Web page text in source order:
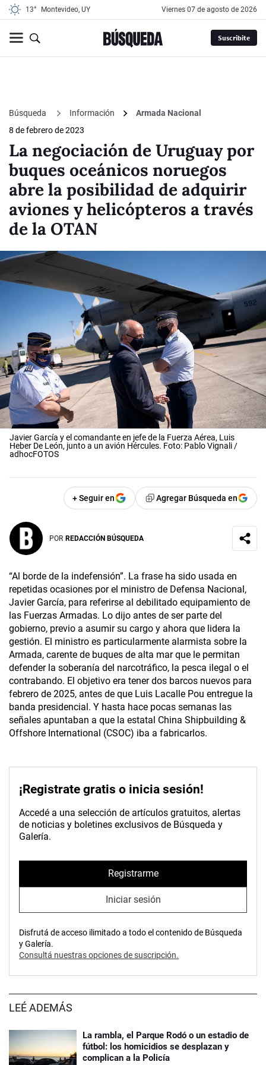
13° Montevideo, UY viernes 07 de agosto de 2026
Suscribite
Búsqueda Información
Armada Nacional
8 de febrero de 2023
La negociación de Uruguay por
buques oceánicos noruegos
abre la posibilidad de adquirir
aviones y helicópteros a través
de la OTAN
Javier García y el comandante en jefe de la Fuerza Aérea, Luis
Heber De León, junto a un avión Hércules. Foto: Pablo Vignali /
adhocFOTOS
+ Seguir en Agregar Búsqueda en
POR REDACCIÓN BÚSQUEDA
“Al borde de la indefensión”. La frase ha sido usada en
repetidas ocasiones por el ministro de Defensa Nacional,
Javier García, para referirse al debilitado equipamiento de
las Fuerzas Armadas. Lo dijo antes de ser parte del
gobierno, previo a asumir su cargo y ahora que lidera la
gestión. El ministro es particularmente alarmista sobre la
Armada, carente de buques de alta mar que le permitan
defender la soberanía del narcotráfico, la pesca ilegal o el
contrabando. El objetivo era tener dos barcos nuevos para
febrero de 2025, antes de que Luis Lacalle Pou entregue la
banda presidencial. Y hasta hace pocas semanas las
señales apuntaban a que la estatal China Shipbuilding &
Offshore International (CSOC) iba a fabricarlos.
¡Registrate gratis o inicia sesión!
Accedé a una selección de artículos gratuitos, alertas
de noticias y boletines exclusivos de Búsqueda y
Galería.
Registrarme
Iniciar sesión
Disfrutá de acceso ilimitado a todo el contenido de Búsqueda
y Galería.
Consultá nuestras opciones de suscripción.
LEÉ ADEMÁS
La rambla, el Parque Rodó o un estadio de
fútbol: los homicidios se desplazan y
complican a la Policía